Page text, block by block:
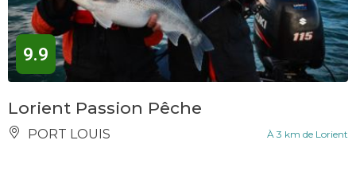
9.9
Lorient Passion Pêche
PORT LOUIS À 3 km de Lorient